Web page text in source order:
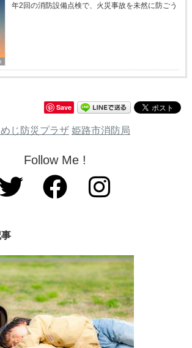
年2回の消防設備点検で、火災事故を未然に防ごう
Save
じ防災プラザ 姫路市消防局
Follow Me !